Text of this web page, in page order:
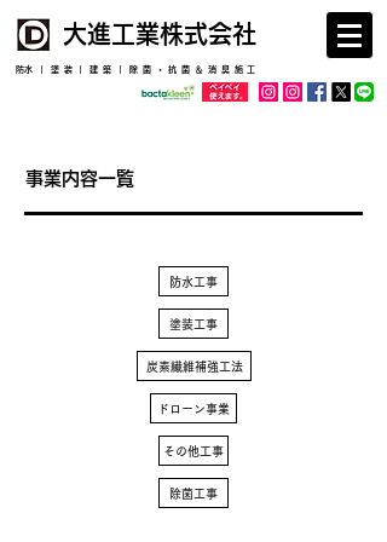
​大進工業株式会社
​防水｜塗装｜建築｜除菌・抗菌＆消臭施工
​事業内容一覧
防水工事
塗装工事
炭素繊維補強工法
ドローン事業
その他工事
除菌工事